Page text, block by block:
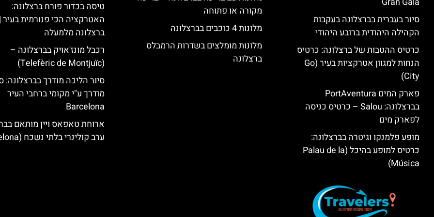
סיור בעברית בברצלונה בעקבות
הקהילה היהודית ברובע היהודי
כרטיס ההטבות של ברצלונה: כרטיס
הנחות למגוון אטרקציות בעיר (Go
City)
פארק המים PortAventura
בברצלונה: Salou – כרטיס כניסה
לפארק מים
מופע פלמנקו וגיטרה בברצלונה:
כרטיס למופע בהיכל (Palau de la
Música)
מקורה או פתוחה
מלונות 4 כוכבים בברצלונה
מלונות מומלצים בשדרות הרמבלס
ברצלונה
טיסה בכדור פורח ברצלונה:
האטרקציה הכי פנורמית בעיר |
ברצלונה מלמעלה
רכבל מונז'אויק בברצלונה –
(Telefèric de Montjuïc)
סיור הליכה מודרך בברצלונה:
מודרך ע"י מקומי ברחבי העיר
Barcelona
ארוחת טאפאס ויין מותאם
ערב קולינרי בלתי נשכח (Barcelona)